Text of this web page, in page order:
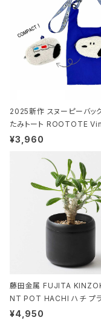
2025新作 スヌーピーバッ
たみトート ROOTOTE
EANUTS ROO-shopper
ド.ピーナッツ-0P 3Dグラス
¥3,960
藤田金属 FUJITA
NT POT HACHI ハチ プ
ット 3号 ブラック
¥4,950